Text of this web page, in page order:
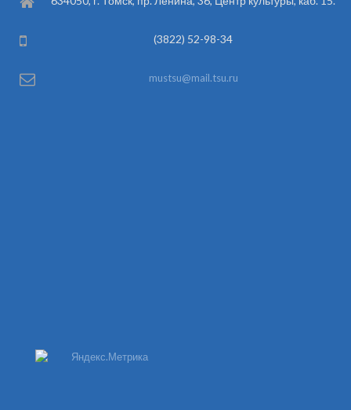
(3822) 52-98-34
mustsu@mail.tsu.ru